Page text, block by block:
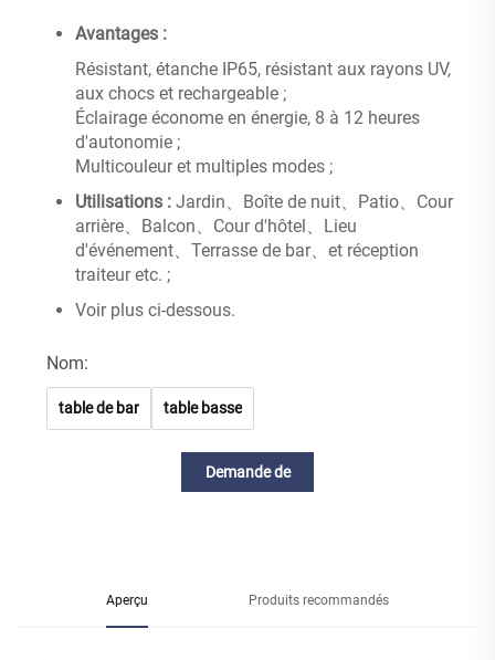
Avantages :
Résistant, étanche IP65, résistant aux rayons UV,
aux chocs et rechargeable ;
Éclairage économe en énergie, 8 à 12 heures
d'autonomie ;
Multicouleur et multiples modes ;
Utilisations : Jardin、Boîte de nuit、Patio、Cour
arrière、Balcon、Cour d'hôtel、Lieu
d'événement、Terrasse de bar、et réception
traiteur etc. ;
Voir plus ci-dessous.
Nom:
table de bar table basse
Demande de
Aperçu Produits recommandés